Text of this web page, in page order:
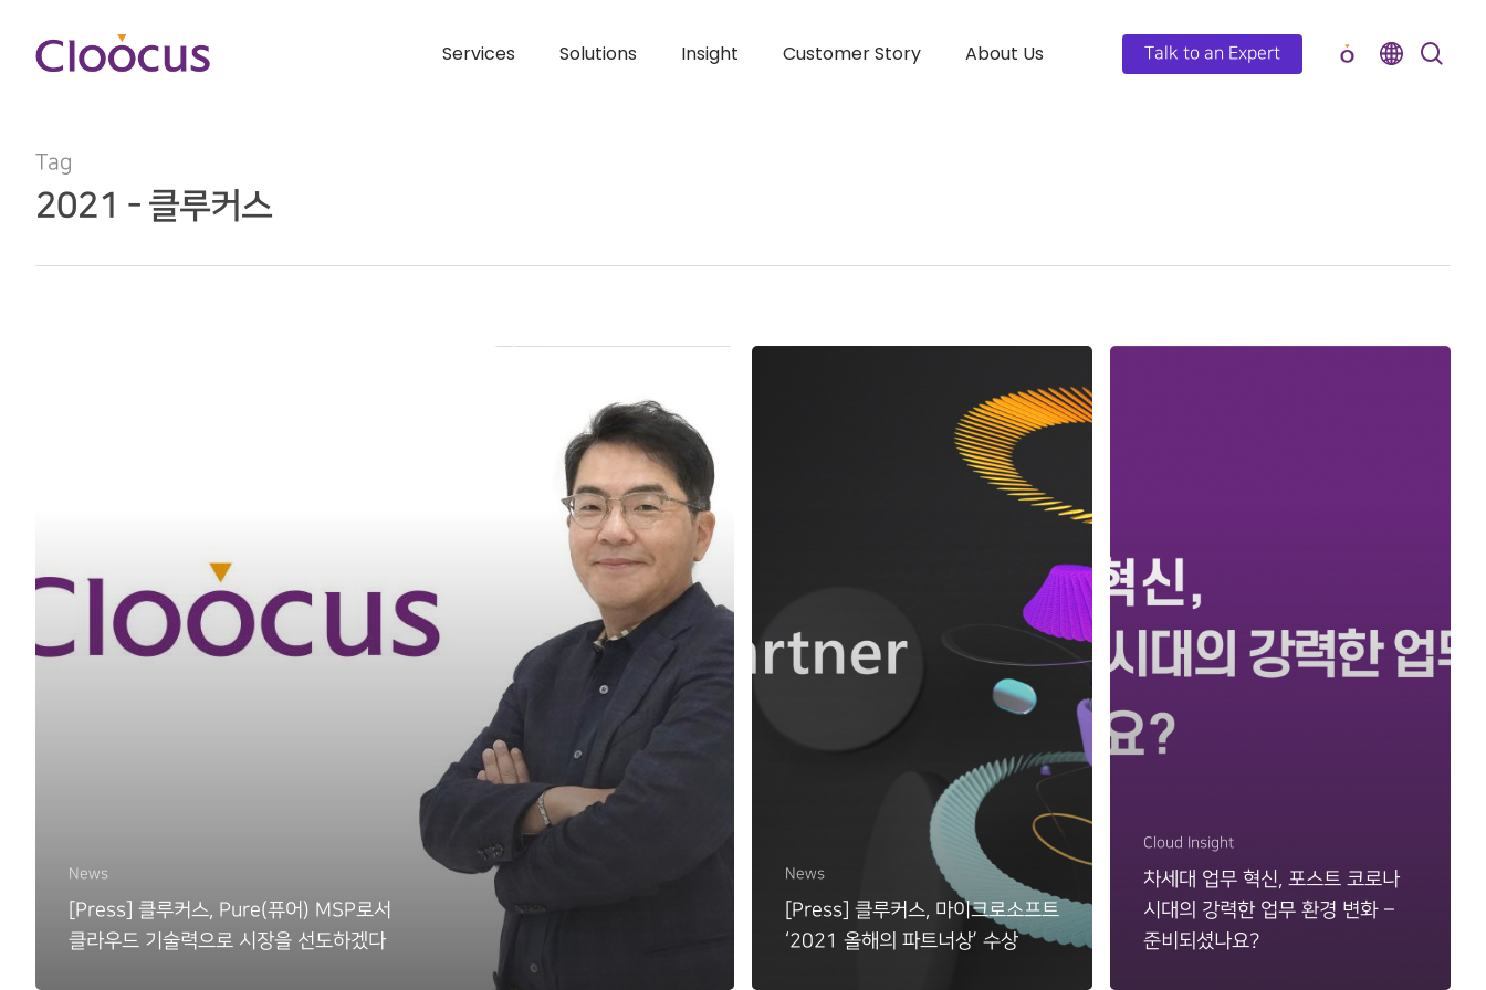
Hit enter to search or ESC to close
Services Solutions Insight Customer Story About Us Talk to an Expert
Tag
2021 - 클루커스
News
[Press] 클루커스, Pure(퓨어) MSP로서
클라우드 기술력으로 시장을 선도하겠다
News
[Press] 클루커스, 마이크로소프트
‘2021 올해의 파트너상’ 수상
Cloud Insight
차세대 업무 혁신, 포스트 코로나
시대의 강력한 업무 환경 변화 –
준비되셨나요?